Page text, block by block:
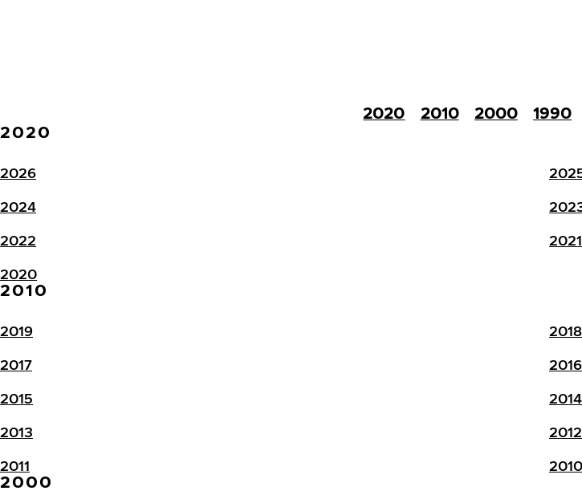
2020 2010 2000 1990
2020
2026
2024
2022
2021
2020
2010
2019
2018
2017
2016
2015
2014
2013
2012
2011
2010
2000